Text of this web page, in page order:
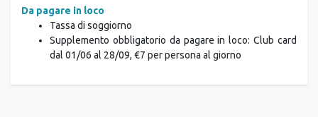
Da pagare in loco
Tassa di soggiorno
Supplemento obbligatorio da pagare in loco: Club card
dal 01/06 al 28/09, €7 per persona al giorno